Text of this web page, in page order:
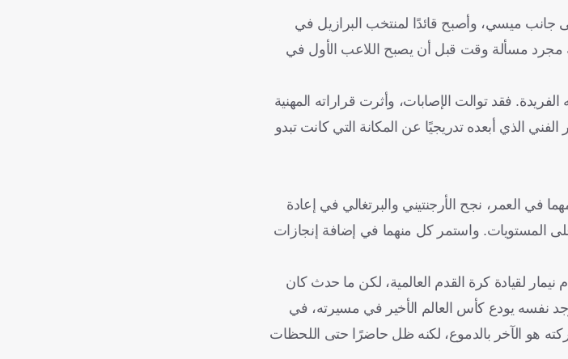
جانب ميسي، وأصبح قائدًا لمنتخب البرازيل في
مجرد مسألة وقت قبل أن يصبح اللاعب الأول في
فقد توالت الإصابات، وأثرت قراراته المهنية
الذي أبعده تدريجيًا عن المكانة التي كانت تبدو
العمر، نجح الأرجنتيني والبرتغالي في إعادة
المستويات. واستمر كل منهما في إضافة إنجازات
لقيادة كرة القدم العالمية، لكن ما حدث كان
نفسه يودع كأس العالم الأخير في مسيرته، في
هو الآخر بالدموع، لكنه ظل حاضرًا حتى اللحظات